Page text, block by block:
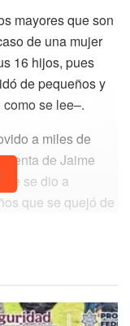
mayores que son
de una mujer
16 hijos, pues
de pequeños y
se lee–.
a miles de
de Jaime
se dio a
que se quejó de
de nombre Isabel
de sus
que tiene 16